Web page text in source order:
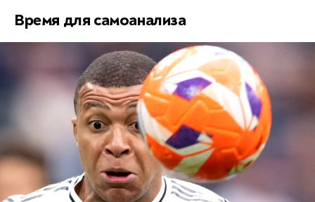
Время для самоанализа